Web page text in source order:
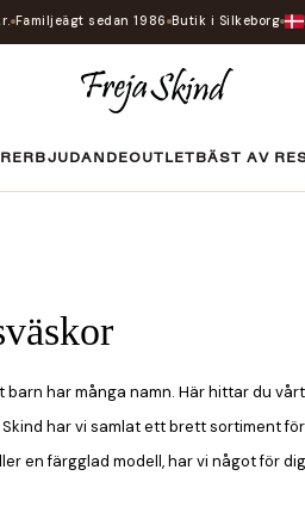
Familjeägt sedan 1986 Butik i Silkeborg
ERBJUDANDE OUTLET BÄST AV
barn har många namn. Här hittar du
har vi samlat ett brett sortiment
en färgglad modell, har vi något för